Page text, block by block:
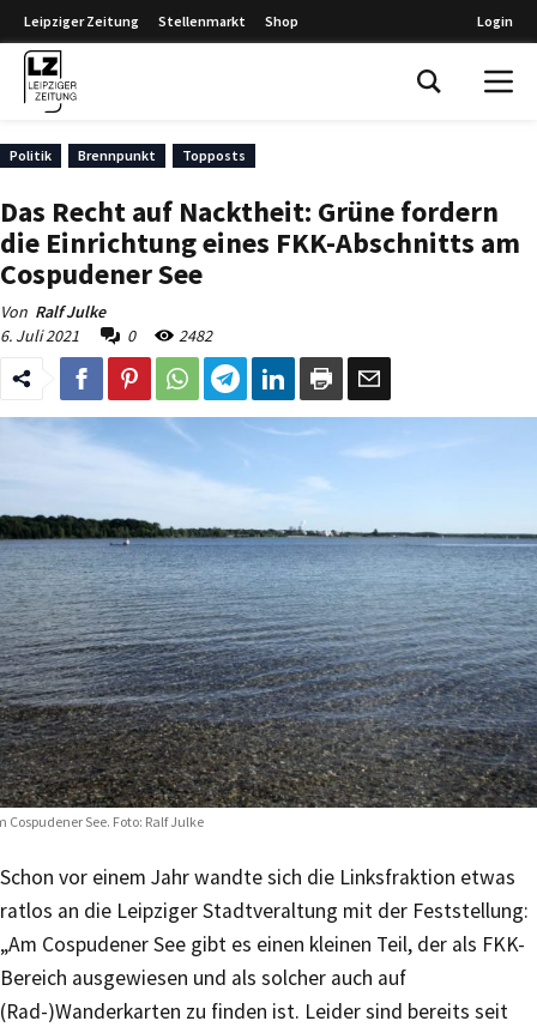
Leipziger Zeitung Stellenmarkt Shop Login
Politik Brennpunkt Topposts
Das Recht auf Nacktheit: Grüne fordern
die Einrichtung eines FKK-Abschnitts am
Cospudener See
Von Ralf Julke
6. Juli 2021
0 2482
Cospudener See. Foto: Ralf Julke
Schon vor einem Jahr wandte sich die Linksfraktion etwas
ratlos an die Leipziger Stadtveraltung mit der Feststellung:
„Am Cospudener See gibt es einen kleinen Teil, der als FKK-
Bereich ausgewiesen und als solcher auch auf
(Rad-)Wanderkarten zu finden ist. Leider sind bereits seit